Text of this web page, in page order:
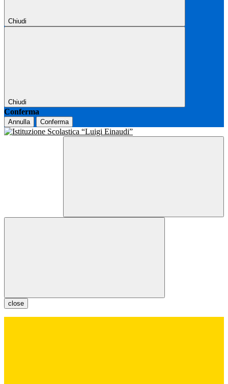
Chiudi
Chiudi
Conferma
Annulla Conferma
close